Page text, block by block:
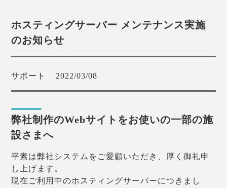
ホスティングサーバー メンテナンス実施
のお知らせ
サポート 2022/03/08
弊社制作のWebサイトをお使いの一部の施
設さまへ
平素は弊社システムをご愛顧いただき、厚く御礼申
し上げます。
現在ご利用中のホスティングサーバーにつきまし